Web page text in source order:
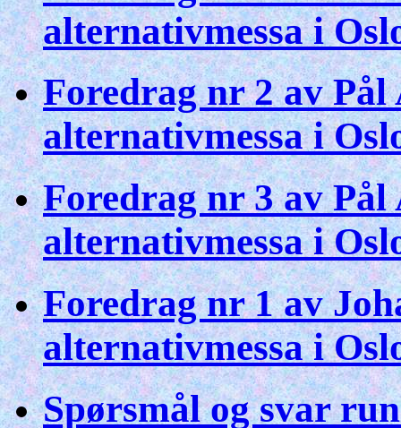
alternativmessa i
Foredrag nr 2 av Pål
alternativmessa i
Foredrag nr 3 av Pål
alternativmessa i
Foredrag nr 1 av
alternativmessa i
Spørsmål og svar